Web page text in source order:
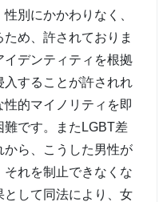
別にかかわりなく、
め、許されておりま
デンティティを根拠
入することが許されれ
的マイノリティを即
難です。またLGBT差
から、こうした男性が
れを制止できなくな
として同法により、女